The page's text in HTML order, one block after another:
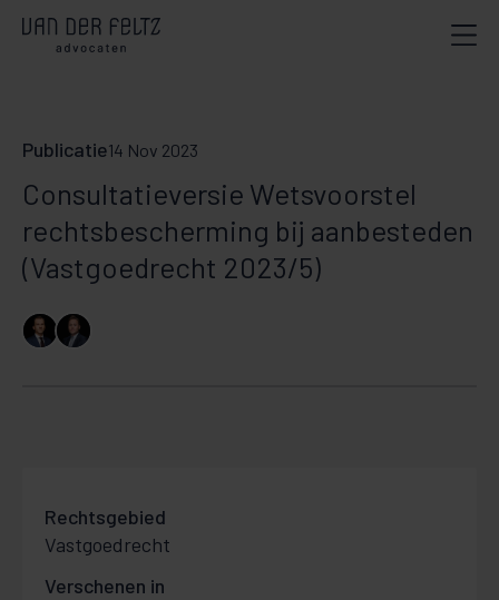
Publicatie14 Nov 2023
Consultatieversie Wetsvoorstel
rechtsbescherming bij aanbesteden
(Vastgoedrecht 2023/5)
Rechtsgebied
Vastgoedrecht
Verschenen in